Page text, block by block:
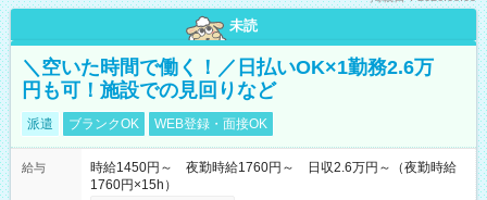
未読
＼空いた時間で働く！／日払いOK×1勤務2.6万
円も可！施設での見回りなど
派遣 ブランクOK WEB登録・面接OK
給与
時給1450円～ 夜勤時給1760円～ 日収2.6万円～（夜勤時給
1760円×15h）